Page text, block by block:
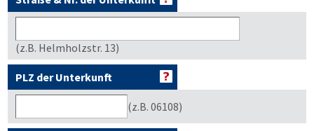
(z.B. Helmholzstr. 13)
PLZ der Unterkunft
(z.B. 06108)